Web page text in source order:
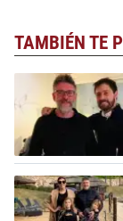
TAMBIÉN TE